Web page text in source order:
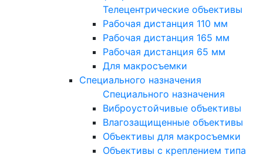
Телецентрические объективы
Рабочая дистанция 110 мм
Рабочая дистанция 165 мм
Рабочая дистанция 65 мм
Для макросъемки
Специального назначения
Специального назначения
Виброустойчивые объективы
Влагозащищенные объективы
Объективы для макросъемки
Объективы с креплением типа